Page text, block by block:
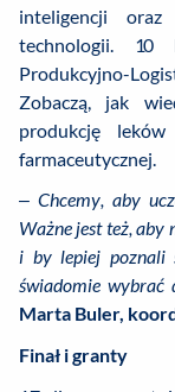
inteligencji oraz
technologii. 10
Produkcyjno-
Zobaczą, jak
produkcję
farmaceutycznej.
– Chcemy, aby
Ważne jest też, aby
i by lepiej poznali
świadomie wybrać
Marta Buler,
Finał i granty